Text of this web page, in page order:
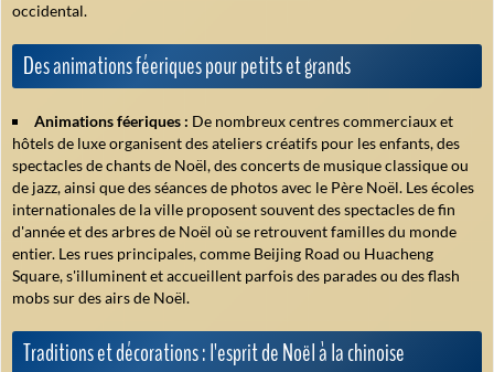
occidental.
Des animations féeriques pour petits et grands
Animations féeriques : De nombreux centres commerciaux et
hôtels de luxe organisent des ateliers créatifs pour les enfants, des
spectacles de chants de Noël, des concerts de musique classique ou
de jazz, ainsi que des séances de photos avec le Père Noël. Les écoles
internationales de la ville proposent souvent des spectacles de fin
d'année et des arbres de Noël où se retrouvent familles du monde
entier. Les rues principales, comme Beijing Road ou Huacheng
Square, s'illuminent et accueillent parfois des parades ou des flash
mobs sur des airs de Noël.
Traditions et décorations : l'esprit de Noël à la chinoise